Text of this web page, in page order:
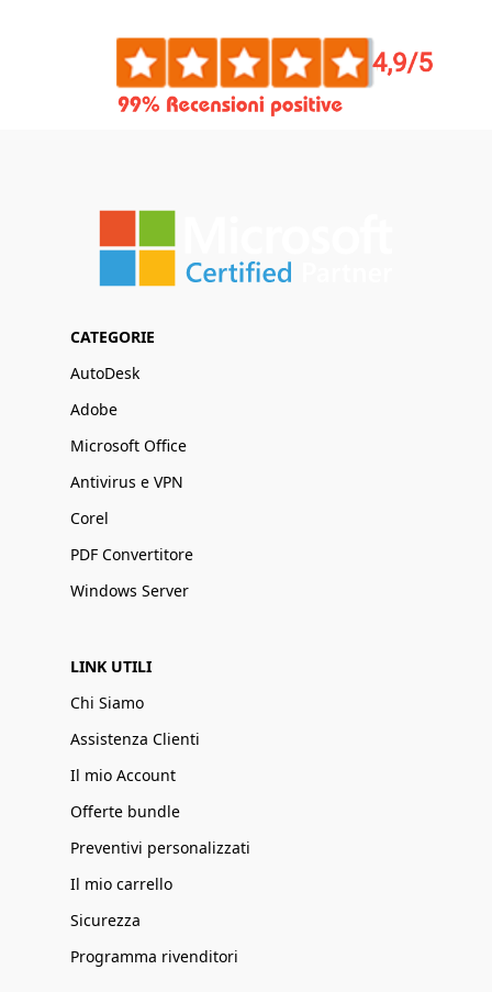
CATEGORIE
AutoDesk
Adobe
Microsoft Office
Antivirus e VPN
Corel
PDF Convertitore
Windows Server
LINK UTILI
Chi Siamo
Assistenza Clienti
Il mio Account
Offerte bundle
Preventivi personalizzati
Il mio carrello
Sicurezza
Programma rivenditori